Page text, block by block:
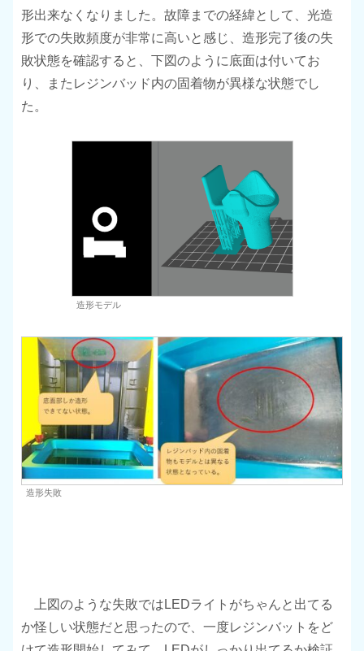
形出来なくなりました。故障までの経緯として、光造
形での失敗頻度が非常に高いと感じ、造形完了後の失
敗状態を確認すると、下図のように底面は付いてお
り、またレジンバッド内の固着物が異様な状態でし
た。
造形モデル
造形失敗
上図のような失敗ではLEDライトがちゃんと出てる
か怪しい状態だと思ったので、一度レジンバットをど